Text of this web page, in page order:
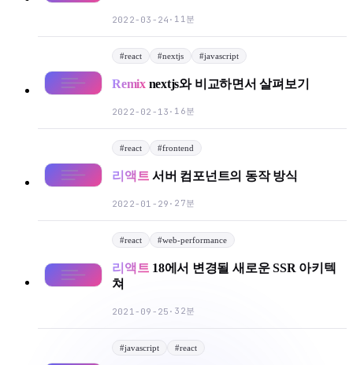
2022-03-24 · 11분
#react #nextjs #javascript
Remixnextjs와 비교하면서 살펴보기
2022-02-13 · 16분
#react #frontend
리액트 서버 컴포넌트의 동작 방식
2022-01-29 · 27분
#react #web-performance
리액트 18에서 변경될 새로운 SSR 아키텍
쳐
2021-09-25 · 32분
#javascript #react